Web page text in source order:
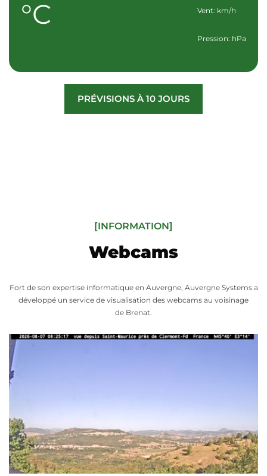
°C Vent: km/h
Pression: hPa
PRÉVISIONS À 10 JOURS
[INFORMATION]
Webcams
Fort de son expertise informatique en Auvergne, Auvergne Systems a
développé un service de visualisation des webcams au voisinage
de Brenat.